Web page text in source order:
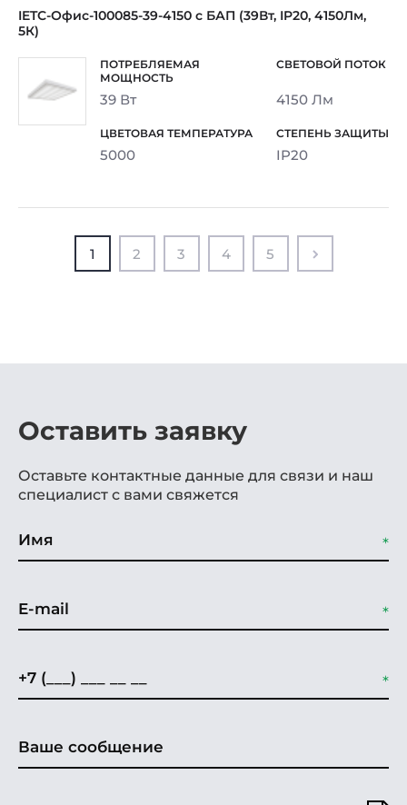
IETC-Офис-100085-39-4150 с БАП (39Вт, IP20, 4150Лм,
5К)
39 Вт 4150 Лм
5000 IP20
1 2 3 4 5
Оставить заявку
Оставьте контактные данные для связи и наш
специалист с вами свяжется